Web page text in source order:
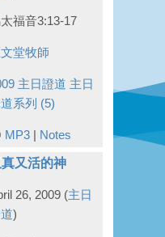
福音3:13-17
堂牧師
主日證道 主日
系列 (5)
MP3 | Notes
真又活的神
26, 2009 (主日
)